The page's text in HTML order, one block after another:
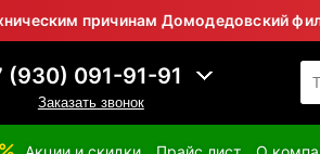
причинам Домодедовский филиал не
(930) 091-91-91
Заказать звонок